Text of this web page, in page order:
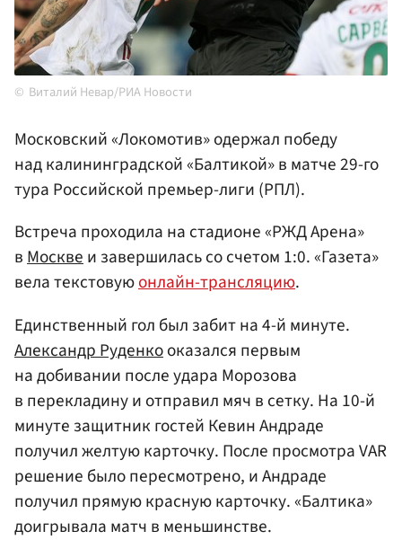
Виталий Невар/РИА Новости
Московский «Локомотив» одержал победу
над калининградской «Балтикой» в матче 29-го
тура Российской премьер-лиги (РПЛ).
Встреча проходила на стадионе «РЖД Арена»
вМосквеи завершилась со счетом 1:0. «Газета»
вела текстовуюонлайн-трансляцию.
Единственный гол был забит на 4-й минуте.
Александр Руденкооказался первым
на добивании после удара Морозова
в перекладину и отправил мяч в сетку. На 10-й
минуте защитник гостей Кевин Андраде
получил желтую карточку. После просмотра VAR
решение было пересмотрено, и Андраде
получил прямую красную карточку. «Балтика»
доигрывала матч в меньшинстве.